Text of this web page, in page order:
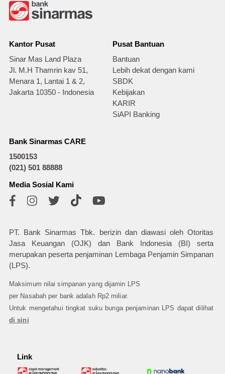
Kantor Pusat
Sinar Mas Land Plaza
Jl. M.H Thamrin kav 51,
Menara 1, Lantai 1 & 2,
Jakarta 10350 - Indonesia
Pusat Bantuan
Bantuan
Lebih dekat dengan kami
SBDK
Kebijakan
KARIR
SiAPI Banking
Bank Sinarmas CARE
1500153
(021) 501 88888
Media Sosial Kami
PT. Bank Sinarmas Tbk. berizin dan diawasi oleh Otoritas
Jasa Keuangan (OJK) dan Bank Indonesia (BI) serta
merupakan peserta penjaminan Lembaga Penjamin Simpanan
(LPS).
Maksimum nilai simpanan yang dijamin LPS
per Nasabah per bank adalah Rp2 miliar.
Untuk mengetahui tingkat suku bunga penjaminan LPS dapat dilihat
di sini
Link